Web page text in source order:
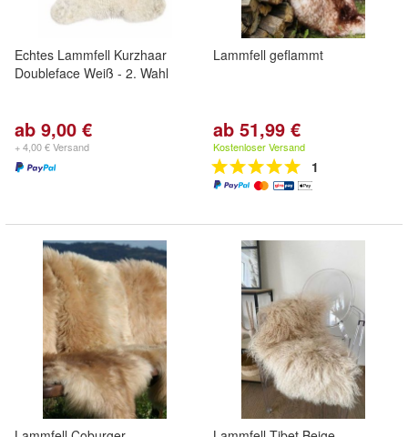
Echtes Lammfell Kurzhaar
Doubleface Weiß - 2. Wahl
ab 9,00 €
+ 4,00 € Versand
Lammfell geflammt
ab 51,99 €
Kostenloser Versand
1